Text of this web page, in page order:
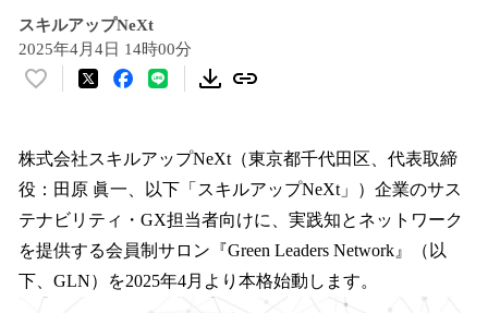
スキルアップNeXt
2025年4月4日 14時00分
い
！
読
み
込
み
株式会社スキルアップNeXt（東京都千代田区、代表取締
役：田原 眞一、以下「スキルアップNeXt」）企業のサス
テナビリティ・GX担当者向けに、実践知とネットワーク
を提供する会員制サロン『Green Leaders Network』（以
下、GLN）を2025年4月より本格始動します。